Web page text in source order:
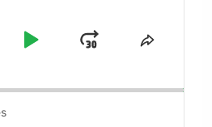
Play
JumpShare